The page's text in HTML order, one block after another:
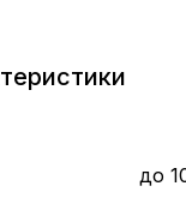
до